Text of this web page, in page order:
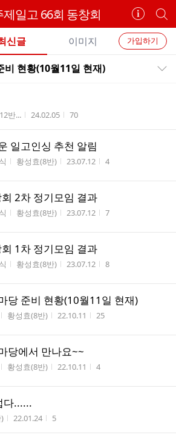
제일고 66회 동창회
카
페
정
보
개
별
카
페
검
가입하기
신글 이미지
비 현황(10월11일 현재)
반... 작성시간
24.02.05 조회수
70
일고인싱 추천 알림
작성자
황성효(8반) 작성시간
23.07.12 조회수
4
2차 정기모임 결과
작성자
황성효(8반) 작성시간
23.07.12 조회수
7
1차 정기모임 결과
작성자
황성효(8반) 작성시간
23.07.12 조회수
8
당 준비 현황(10월11일 현재)
작성자
황성효(8반) 작성시간
22.10.11 조회수
25
당에서 만나요~~
작성자
황성효(8반) 작성시간
22.10.11 조회수
4
다......
작성시간
22.01.24 조회수
5